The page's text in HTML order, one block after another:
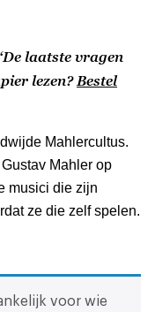
laatste vragen
lezen? Bestel
Mahlercultus.
Mahler op
musici die zijn
ze die zelf spelen.
voor wie